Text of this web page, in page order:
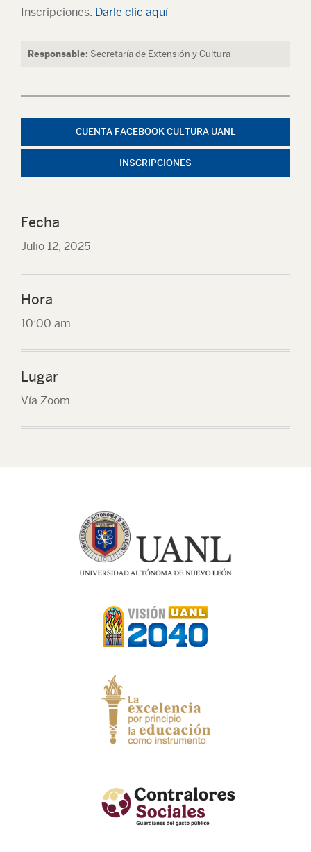
Inscripciones: Darle clic aquí
Responsable: Secretaría de Extensión y Cultura
CUENTA FACEBOOK CULTURA UANL
INSCRIPCIONES
Fecha
Julio 12, 2025
Hora
10:00 am
Lugar
Vía Zoom